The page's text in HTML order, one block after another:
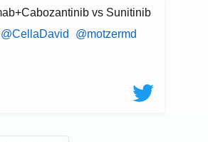
vs Sunitinib
@CellaDavid
@motzermd